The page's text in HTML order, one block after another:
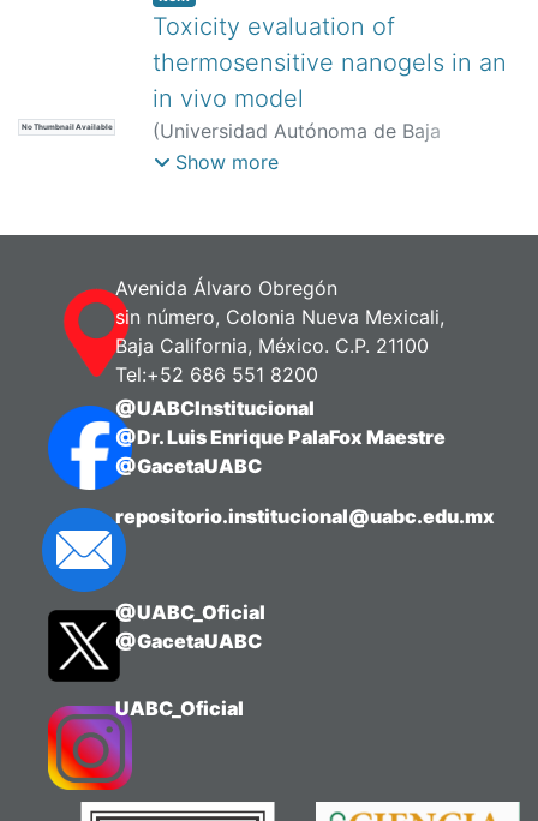
No Thumbnail Available
Toxicity evaluation of
thermosensitive nanogels in an
in vivo model
(Universidad Autónoma de Baja
California,)Montañez Rios, Alondra
, Jose Manuel
Show more
Avenida Álvaro Obregón
sin número, Colonia Nueva Mexicali,
Baja California, México. C.P. 21100
Tel:+52 686 551 8200
@UABCInstitucional
@Dr. Luis Enrique PalaFox Maestre
@GacetaUABC
repositorio.institucional@uabc.edu.mx
@UABC_Oficial
@GacetaUABC
UABC_Oficial